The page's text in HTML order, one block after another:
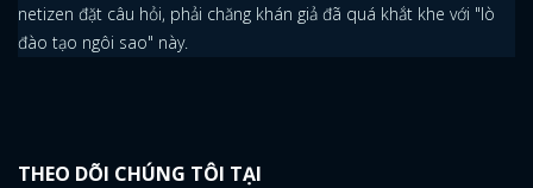
FACEBOOK
netizen đặt câu hỏi, phải chăng khán giả đã quá khắt khe với "lò
đào tạo ngôi sao" này.
THEO DÕI CHÚNG TÔI TẠI